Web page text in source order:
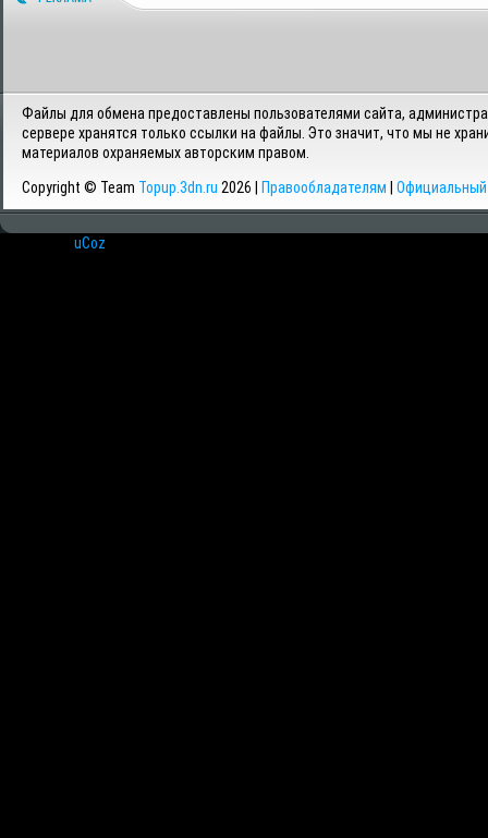
Файлы для обмена предоставлены пользователями сайта,
сервере хранятся только ссылки на файлы. Это значит, что мы не
материалов охраняемых авторским правом.
Copyright © Team Topup.3dn.ru 2026 | Правообладателям Официальный
uCoz